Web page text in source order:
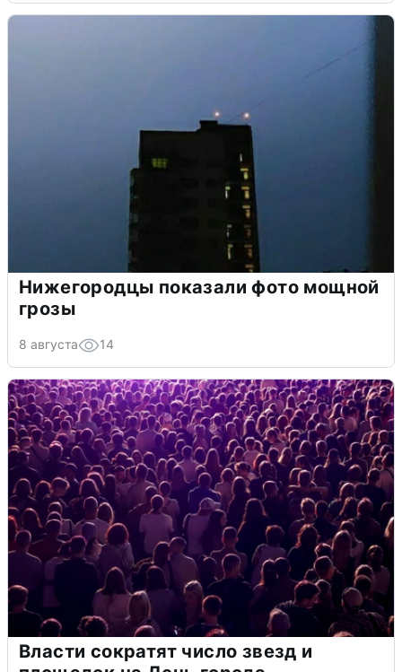
Нижегородцы показали фото мощной
грозы
8 августа 14
Власти сократят число звезд и